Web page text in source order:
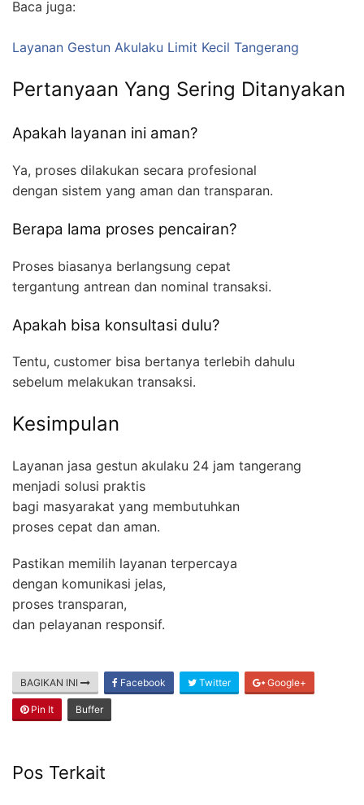
Baca juga:
Layanan Gestun Akulaku Limit Kecil Tangerang
Pertanyaan Yang Sering Ditanyakan
Apakah layanan ini aman?
Ya, proses dilakukan secara profesional
dengan sistem yang aman dan transparan.
Berapa lama proses pencairan?
Proses biasanya berlangsung cepat
tergantung antrean dan nominal transaksi.
Apakah bisa konsultasi dulu?
Tentu, customer bisa bertanya terlebih dahulu
sebelum melakukan transaksi.
Kesimpulan
Layanan jasa gestun akulaku 24 jam tangerang
menjadi solusi praktis
bagi masyarakat yang membutuhkan
proses cepat dan aman.
Pastikan memilih layanan terpercaya
dengan komunikasi jelas,
proses transparan,
dan pelayanan responsif.
BAGIKAN INI Facebook Twitter Google+
Pin It Buffer
Pos Terkait